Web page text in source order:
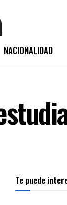
NACIONALIDAD
Te puede